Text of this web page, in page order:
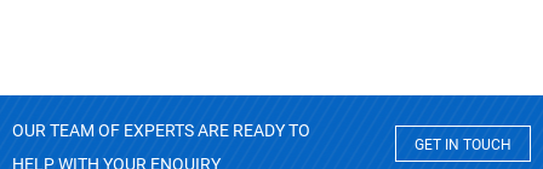
OUR TEAM OF EXPERTS ARE READY TO
HELP WITH YOUR ENQUIRY
GET IN TOUCH